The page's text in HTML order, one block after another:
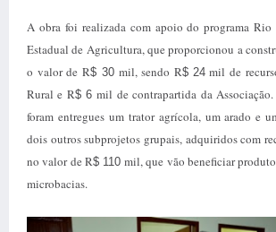
A obra foi realizada com apoio do programa Rio
Estadual de Agricultura, que proporcionou a
o valor de R$ 30mil, sendo R$ 24mil de
Rural e R$ 6mil de contrapartida da
foram entregues um trator agrícola, um arado e
dois outros subprojetos grupais, adquiridos com
no valor de R$ 110 mil, que vão beneficiar
microbacias.